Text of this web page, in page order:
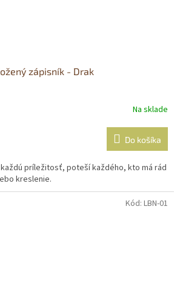
zápisník - Drak
Na sklade
Do košíka
príležitosť, poteší každého, kto má rád
kreslenie.
Kód: LBN-01